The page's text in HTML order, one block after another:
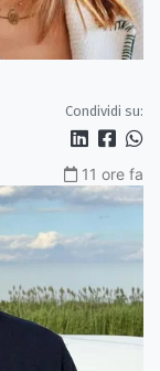
Condividi su:
11 ore fa